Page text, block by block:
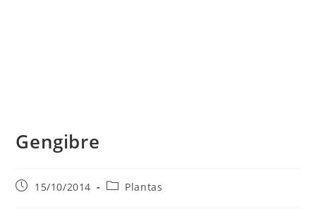
Gengibre
Post15/10/2014
Categoria
Plantas